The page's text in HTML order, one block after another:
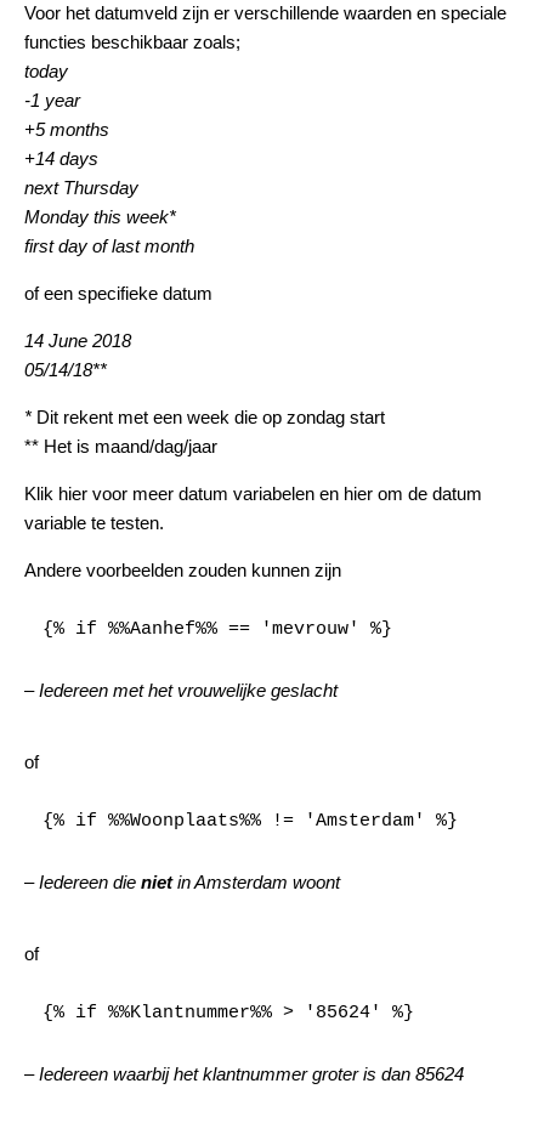
Voor het datumveld zijn er verschillende waarden en speciale
functies beschikbaar zoals;
today
-1 year
+5 months
+14 days
next Thursday
Monday this week*
first day of last month
of een specifieke datum
14 June 2018
05/14/18**
* Dit rekent met een week die op zondag start
** Het is maand/dag/jaar
Klik hier voor meer datum variabelen en hier om de datum
variable te testen.
Andere voorbeelden zouden kunnen zijn
{% if %%Aanhef%% == 'mevrouw' %}
–Iedereen met het vrouwelijke geslacht
of
{% if %%Woonplaats%% != 'Amsterdam' %}
–Iedereen die nietin Amsterdam woont
of
{% if %%Klantnummer%% > '85624' %}
–Iedereen waarbij het klantnummer groter is dan 85624